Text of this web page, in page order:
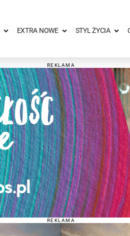
EXTRA NOWE STYL ŻYCIA
REKLAMA
REKLAMA